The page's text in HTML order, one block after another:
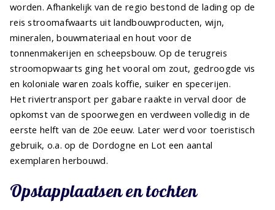
worden. Afhankelijk van de regio bestond de lading op de
reis stroomafwaarts uit landbouwproducten, wijn,
mineralen, bouwmateriaal en hout voor de
tonnenmakerijen en scheepsbouw. Op de terugreis
stroomopwaarts ging het vooral om zout, gedroogde vis
en koloniale waren zoals koffie, suiker en specerijen.
Het riviertransport per gabare raakte in verval door de
opkomst van de spoorwegen en verdween volledig in de
eerste helft van de 20e eeuw. Later werd voor toeristisch
gebruik, o.a. op de Dordogne en Lot een aantal
exemplaren herbouwd.
Opstapplaatsen en tochten